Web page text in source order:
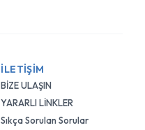
İLETİŞİM
BİZE ULAŞIN
YARARLI LİNKLER
Sıkça Sorulan Sorular